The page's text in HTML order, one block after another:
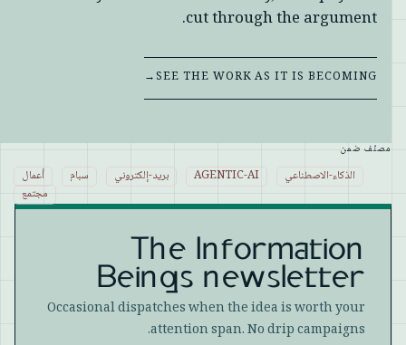
cut through the argument.
SEE THE WORK AS IT IS BECOMING
→
مصنّف ضمن
الذكاء-الاصطناعي AGENTIC-AI بريد-إلكتروني سبام
أعمال
مجتمع
The Information
Beings newsletter
Occasional dispatches when the idea is worth your
attention span. No drip campaigns.